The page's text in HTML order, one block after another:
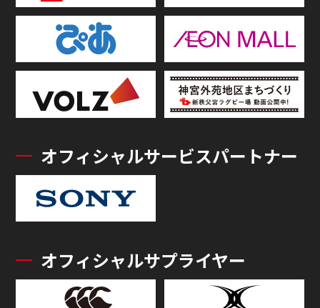
オフィシャルサービスパートナー
オフィシャルサプライヤー